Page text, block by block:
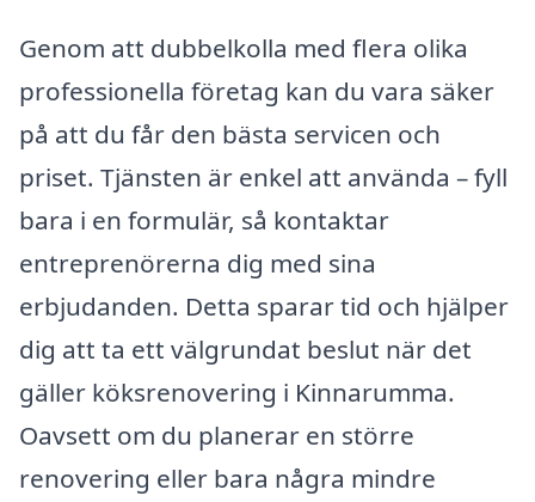
Genom att dubbelkolla med flera olika
professionella företag kan du vara säker
på att du får den bästa servicen och
priset. Tjänsten är enkel att använda – fyll
bara i en formulär, så kontaktar
entreprenörerna dig med sina
erbjudanden. Detta sparar tid och hjälper
dig att ta ett välgrundat beslut när det
gäller köksrenovering i Kinnarumma.
Oavsett om du planerar en större
renovering eller bara några mindre